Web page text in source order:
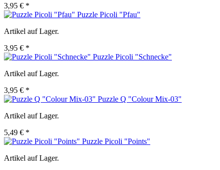
3,95 € *
Puzzle Picoli "Pfau"
Artikel auf Lager.
3,95 € *
Puzzle Picoli "Schnecke"
Artikel auf Lager.
3,95 € *
Puzzle Q "Colour Mix-03"
Artikel auf Lager.
5,49 € *
Puzzle Picoli "Points"
Artikel auf Lager.